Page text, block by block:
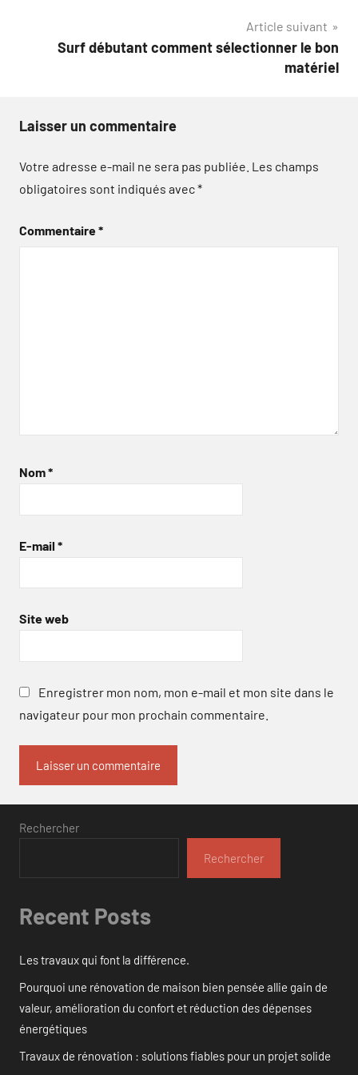
Article suivant
Surf débutant comment sélectionner le bon
matériel
Laisser un commentaire
Votre adresse e-mail ne sera pas publiée. Les champs
obligatoires sont indiqués avec*
Commentaire*
Nom*
E-mail *
Site web
Enregistrer mon nom, mon e-mail et mon site dans le
navigateur pour mon prochain commentaire.
Rechercher
Rechercher
Recent Posts
Les travaux qui font la différence.
Pourquoi une rénovation de maison bien pensée allie gain de
valeur, amélioration du confort et réduction des dépenses
énergétiques
Travaux de rénovation : solutions fiables pour un projet solide